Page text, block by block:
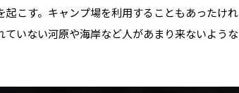
こす。キャンプ場を利用することもあったけれ
いない河原や海岸など人があまり来ないような